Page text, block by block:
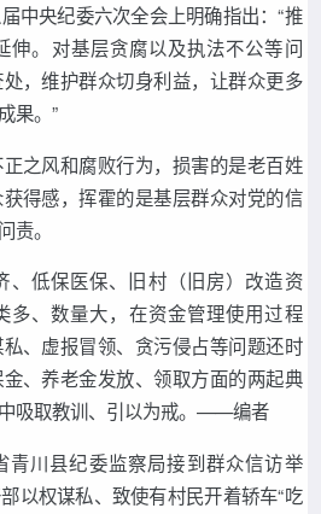
中央纪委六次全会上明确指出：“推
伸。对基层贪腐以及执法不公等问
，维护群众切身利益，让群众更多
果。”
之风和腐败行为，损害的是老百姓
得感，挥霍的是基层群众对党的信
责。
、低保医保、旧村（旧房）改造资
、数量大，在资金管理使用过程
、虚报冒领、贪污侵占等问题还时
、养老金发放、领取方面的两起典
吸取教训、引以为戒。——编者
川县纪委监察局接到群众信访举
以权谋私、致使有村民开着轿车“吃